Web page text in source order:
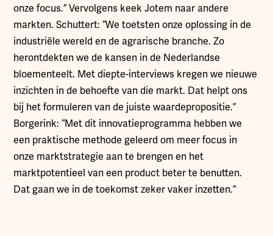
onze focus.” Vervolgens keek Jotem naar andere
markten. Schuttert: “We toetsten onze oplossing in de
industriële wereld en de agrarische branche. Zo
herontdekten we de kansen in de Nederlandse
bloementeelt. Met diepte-interviews kregen we nieuwe
inzichten in de behoefte van die markt. Dat helpt ons
bij het formuleren van de juiste waardepropositie.”
Borgerink: “Met dit innovatieprogramma hebben we
een praktische methode geleerd om meer focus in
onze marktstrategie aan te brengen en het
marktpotentieel van een product beter te benutten.
Dat gaan we in de toekomst zeker vaker inzetten.”